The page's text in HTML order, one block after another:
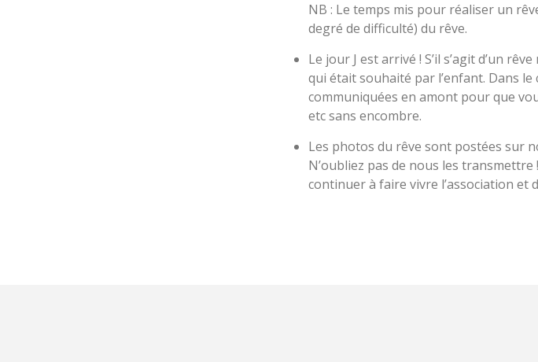
NB : Le temps mis pour réaliser un
degré de difficulté) du rêve.
Le jour J est arrivé ! S’il s’agit d’un
qui était souhaité par l’enfant. Dans
communiquées en amont pour que
etc sans encombre.
Les photos du rêve sont postées sur
N’oubliez pas de nous les transmettre
continuer à faire vivre l’association et